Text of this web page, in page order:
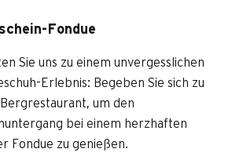
Fondue
Sie uns zu einem unvergesslichen
Erlebnis: Begeben Sie sich zu
um den
bei einem herzhaften
Fondue zu genießen.